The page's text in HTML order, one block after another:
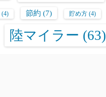
(4) 節約 (7) 貯め方 (4)
陸マイラー (63)